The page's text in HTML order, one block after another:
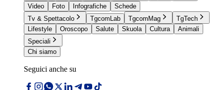
Video
Foto Infografiche
Schede
Tv & Spettacolo
TgcomLab TgcomMag
TgTech
Lifestyle
Oroscopo Salute Skuola Cultura
Animali
Speciali
Chi siamo
Seguici anche su